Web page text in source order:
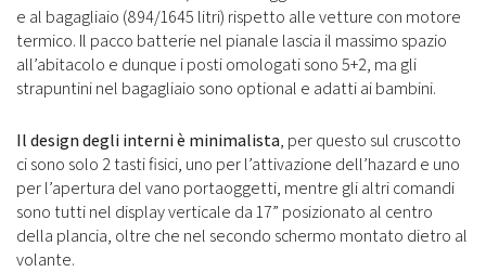
e al bagagliaio (894/1645 litri) rispetto alle vetture con motore
termico. Il pacco batterie nel pianale lascia il massimo spazio
all’abitacolo e dunque i posti omologati sono 5+2, ma gli
strapuntini nel bagagliaio sono optional e adatti ai bambini.
Il design degli interni è minimalista, per questo sul cruscotto
ci sono solo 2 tasti fisici, uno per l’attivazione dell’hazard e uno
per l’apertura del vano portaoggetti, mentre gli altri comandi
sono tutti nel display verticale da 17” posizionato al centro
della plancia, oltre che nel secondo schermo montato dietro al
volante.